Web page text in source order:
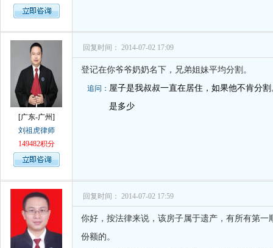
[广东-广州]
刘祖虎律师
149482积分
回复时间： 2014-07-02 17:09
登记在你爷爷奶奶名下，兄弟姐妹平均分割。
追问： 屋子是我叔叔一直在居住，如果他不肯分
是多少
回复时间： 2014-07-02 17:59
你好，按法律来说，该房子属于遗产，有所有第
份额的。